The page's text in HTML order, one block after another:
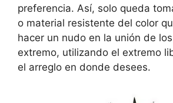
preferencia. Así, solo queda
o material resistente del color
hacer un nudo en la unión de
extremo, utilizando el extremo
el arreglo en donde desees.